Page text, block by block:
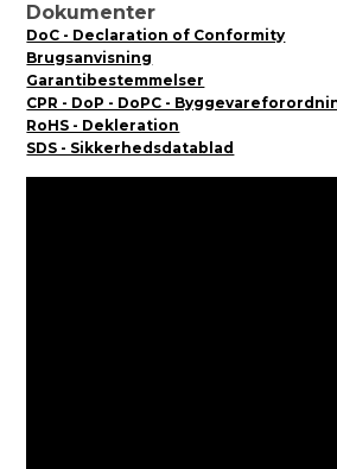
Dokumenter
DoC - Declaration of Conformity
Brugsanvisning
Garantibestemmelser
CPR - DoP - DoPC -
RoHS - Dekleration
SDS - Sikkerhedsdatablad